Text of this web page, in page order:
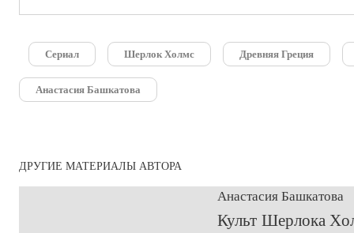
Сериал Шерлок Холмс Древняя Греция
Анастасия Башкатова
ДРУГИЕ МАТЕРИАЛЫ АВТОРА
Анастасия Башкатова
Культ Шерлока